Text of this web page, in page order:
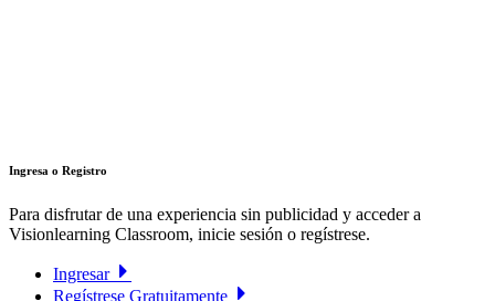
Ingresa o Registro
Para disfrutar de una experiencia sin publicidad y acceder a
Visionlearning Classroom, inicie sesión o regístrese.
Ingresar
Regístrese Gratuitamente